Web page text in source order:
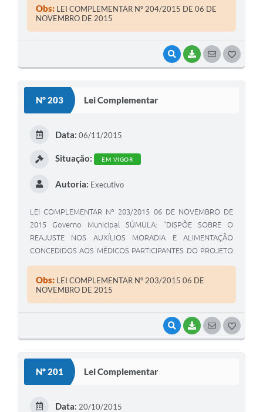
VISUALIZAR
BAIXARSEGUIR
usando de suas atribuições legais,
Obs: LEI COMPLEMENTAR Nº 204/2015 DE 06 DE
NOVEMBRO DE 2015
Nº 203 Lei Complementar
VISUALIZAR
BAIXARSEGUIR
Data: 06/11/2015
Situação: EM VIGOR
Autoria: Executivo
LEI COMPLEMENTAR Nº 203/2015 06 DE NOVEMBRO DE
2015 Governo Municipal SÚMULA: "DISPÕE SOBRE O
REAJUSTE NOS AUXÍLIOS MORADIA E ALIMENTAÇÃO
CONCEDIDOS AOS MÉDICOS PARTICIPANTES DO PROJETO
MUNICIPAL Nº300/2014 E DÁ OUTRAS PROVIDÊNCIAS".
FAÇO SABER QUE A CÂMARA MUNICIPAL APROVOU E EU ,
EDIVALDO NERES DE MEIRA , PREFEITO MUNICIPAL
sobre o reajuste nos auxílios moradia e alimentação aos
médicos participantes do Projeto Mais Médicos para o
Obs: LEI COMPLEMENTAR Nº 203/2015 06 DE
NOVEMBRO DE 2015
Nº 201 Lei Complementar
Data: 20/10/2015